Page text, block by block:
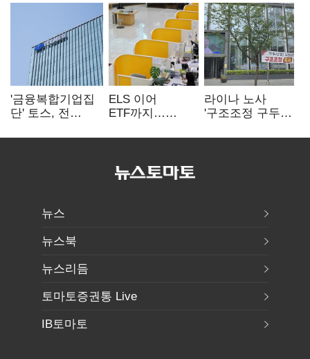
'금융복합기업집
단' 토스, 전
표준화
ELS 이어
ETF까지…
제동 걸린 은행
라이나 노사
'구조조정 구두
뉴스
뉴스북
뉴스리듬
토마토증권통 Live
IB토마토